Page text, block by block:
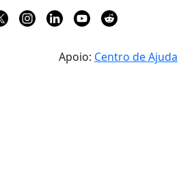
Apoio: Centro de Ajuda